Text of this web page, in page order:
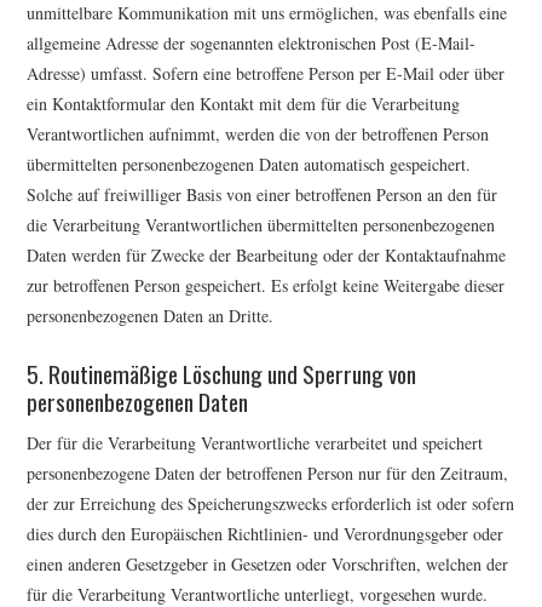
unmittelbare Kommunikation mit uns ermöglichen, was ebenfalls eine
allgemeine Adresse der sogenannten elektronischen Post (E-Mail-
Adresse) umfasst. Sofern eine betroffene Person per E-Mail oder über
ein Kontaktformular den Kontakt mit dem für die Verarbeitung
Verantwortlichen aufnimmt, werden die von der betroffenen Person
übermittelten personenbezogenen Daten automatisch gespeichert.
Solche auf freiwilliger Basis von einer betroffenen Person an den für
die Verarbeitung Verantwortlichen übermittelten personenbezogenen
Daten werden für Zwecke der Bearbeitung oder der Kontaktaufnahme
zur betroffenen Person gespeichert. Es erfolgt keine Weitergabe dieser
personenbezogenen Daten an Dritte.
5. Routinemäßige Löschung und Sperrung von
personenbezogenen Daten
Der für die Verarbeitung Verantwortliche verarbeitet und speichert
personenbezogene Daten der betroffenen Person nur für den Zeitraum,
der zur Erreichung des Speicherungszwecks erforderlich ist oder sofern
dies durch den Europäischen Richtlinien- und Verordnungsgeber oder
einen anderen Gesetzgeber in Gesetzen oder Vorschriften, welchen der
für die Verarbeitung Verantwortliche unterliegt, vorgesehen wurde.